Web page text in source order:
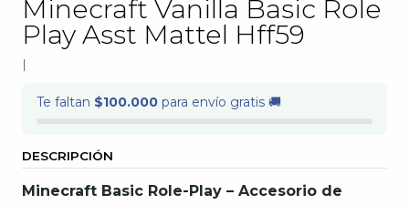
Minecraft Vanilla Basic Role
Play Asst Mattel Hff59
|
Te faltan $100.000 para envío gratis 🚚
DESCRIPCIÓN
Minecraft Basic Role-Play – Accesorio de